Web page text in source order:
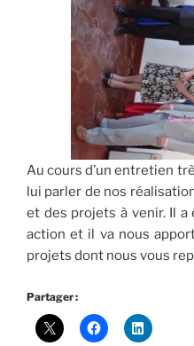
Au cours d’un entretien
lui parler de nos
et des projets à venir. Il
action et il va nous
projets dont nous vous
Partager :